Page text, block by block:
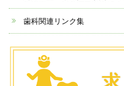
歯科関連リンク集